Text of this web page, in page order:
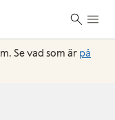
Se vad som är på